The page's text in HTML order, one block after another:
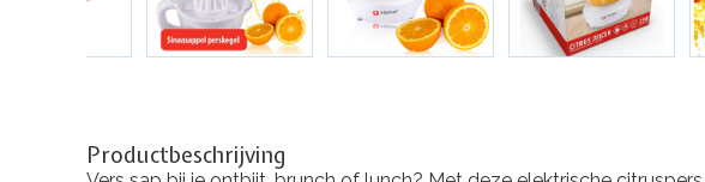
Productbeschrijving